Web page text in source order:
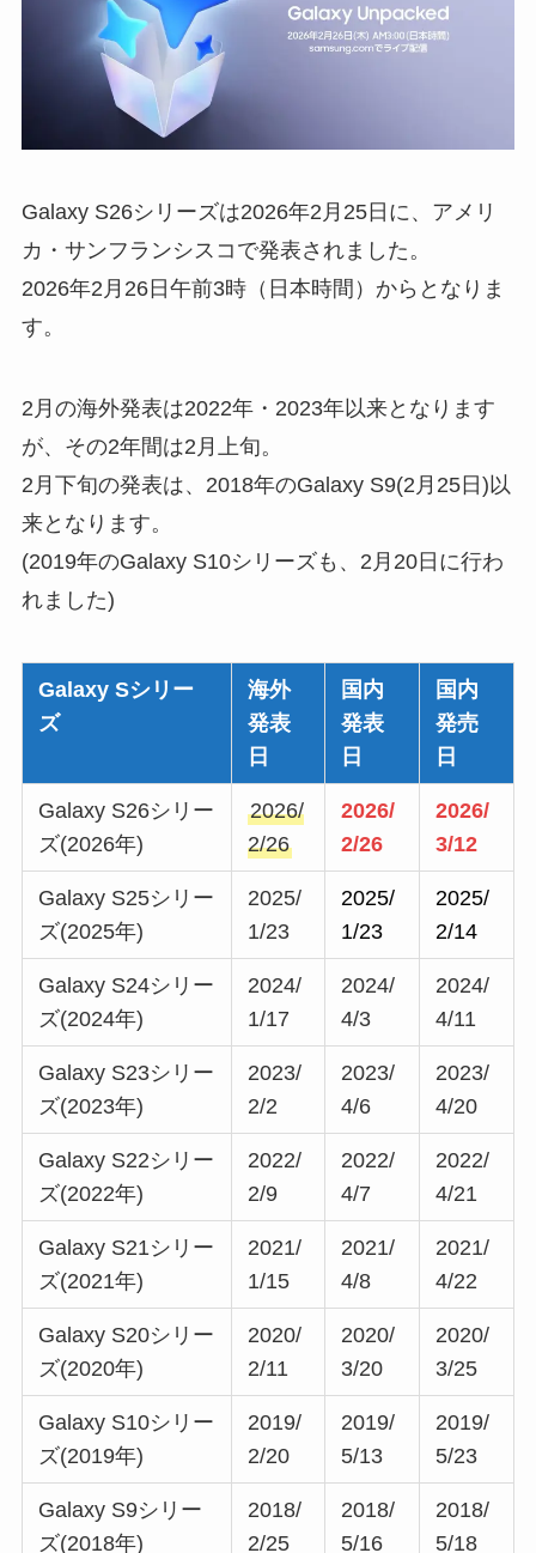
Galaxy S26シリーズは2026年2月25日に、アメリ
カ・サンフランシスコで発表されました。
2026年2月26日午前3時（日本時間）からとなりま
す。
2月の海外発表は2022年・2023年以来となります
が、その2年間は2月上旬。
2月下旬の発表は、2018年のGalaxy S9(2月25日)以
来となります。
(2019年のGalaxy S10シリーズも、2月20日に行わ
れました)
Galaxy Sシリー
ズ
海外
発表
日
国内
発表
日
国内
発売
日
Galaxy S26シリー
ズ(2026年)
2026/
2/26
2026/
2/26
2026/
3/12
Galaxy S25シリー
ズ(2025年)
2025/
1/23
2025/
1/23
2025/
2/14
Galaxy S24シリー
ズ(2024年)
2024/
1/17
2024/
4/3
2024/
4/11
Galaxy S23シリー
ズ(2023年)
2023/
2/2
2023/
4/6
2023/
4/20
Galaxy S22シリー
ズ(2022年)
2022/
2/9
2022/
4/7
2022/
4/21
Galaxy S21シリー
ズ(2021年)
2021/
1/15
2021/
4/8
2021/
4/22
Galaxy S20シリー
ズ(2020年)
2020/
2/11
2020/
3/20
2020/
3/25
Galaxy S10シリー
ズ(2019年)
2019/
2/20
2019/
5/13
2019/
5/23
Galaxy S9シリー
ズ(2018年)
2018/
2/25
2018/
5/16
2018/
5/18